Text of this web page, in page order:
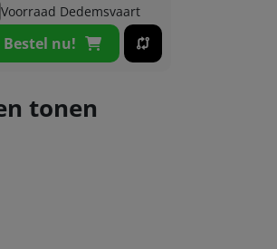
Voorraad Dedemsvaart
Bestel nu!
tonen